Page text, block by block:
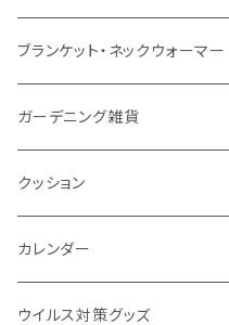
ナイロン
磁器マグ・湯呑
カスタムデザイン
キッチンツール
ノート
付箋
トレイ
パットカバー、ブックカバー
IDケース、パスケース、コインケ
デスクライト
付属ライト
ランタン
非常食
モバイルスタンド
モバイルリング
アクセサリー・スマホケース
タッチペン
USBケーブル・ハブ
スライド式ミラー
ケース付きミラー
手持ちミラー
ビューティー雑貨
ピクチャーボード、ポスター
フォトフレーム、スタンド
キーホルダー
時計
ブランケット・ネックウォーマー
ブランケット
ネックウォーマー
マフラー・ストール
ガーデニング雑貨
F.O.B COOP
クッション
折りたたみクッション
カレンダー
ウイルス対策グッズ